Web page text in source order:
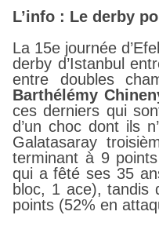
L’info : Le derby
La 15e journée
derby d’Istanbul
entre doubles
Barthélémy
ces derniers qui
d’un choc dont ils
Galatasaray
terminant à 9
qui a fêté ses 35
bloc, 1 ace), tandis
points (52% en